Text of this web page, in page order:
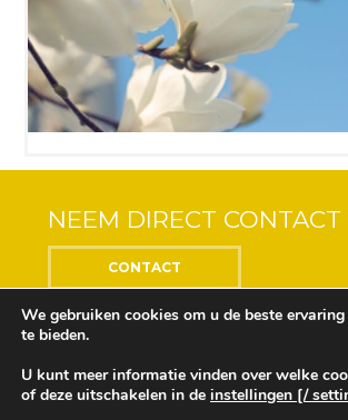
NEEM DIRECT CONTACT
CONTACT
Center of the Soul © 2018 Alle rechten
Ontwikkeling en ontwerp door
We gebruiken cookies om u de beste
te bieden.
U kunt meer informatie vinden over welke
of deze uitschakelen in de instellingen [/